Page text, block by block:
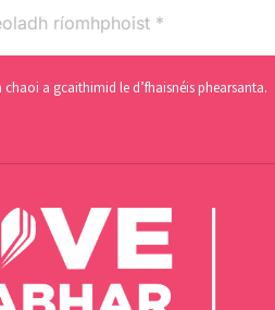
a gcaithimid le d’fhaisnéis phearsanta.